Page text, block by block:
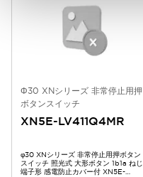
Φ30 XNシリーズ 非常停止用押
ボタンスイッチ
XN5E-LV411Q4MR
φ30 XNシリーズ 非常停止用押ボタン
スイッチ 照光式 大形ボタン 1b1a ねじ
端子形 感電防止カバー付 XN5E-